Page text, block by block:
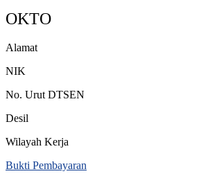
OKTO
Alamat
NIK
No. Urut DTSEN
Desil
Wilayah Kerja
Bukti Pembayaran